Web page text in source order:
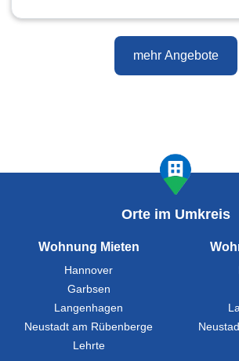
mehr Angebote
Orte im Umkreis
Wohnung Mieten
Hannover
Garbsen
Langenhagen
Neustadt am Rübenberge
Lehrte